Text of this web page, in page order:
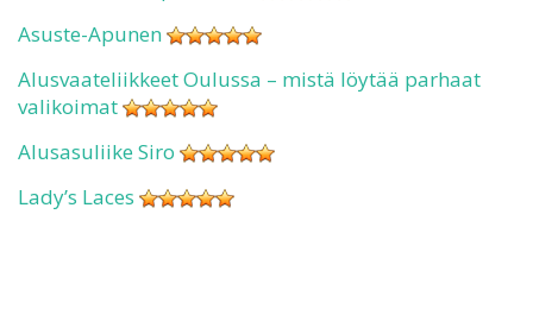
Asuste-Apunen
Alusvaateliikkeet Oulussa – mistä löytää parhaat
valikoimat
Alusasuliike Siro
Lady’s Laces